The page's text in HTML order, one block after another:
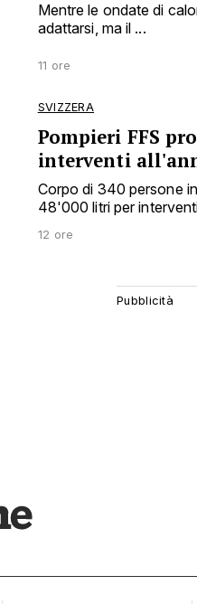
Mentre le ondate di
adattarsi, ma il ...
11 ore
SVIZZERA
Pompieri FFS
interventi
Corpo di 340 persone
48'000 litri per
12 ore